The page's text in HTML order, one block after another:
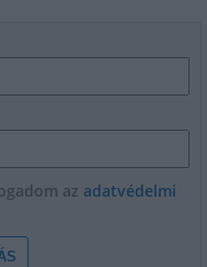
az adatvédelmi